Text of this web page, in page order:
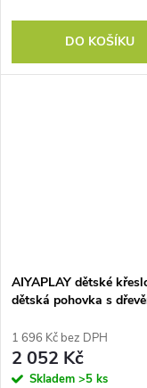
DO KOŠÍKU
AIYAPLAY dětské
dětská pohovka s
čalouněné, pro děti od
růžové
1 696 Kč bez DPH
2 052 Kč
Skladem >5 ks